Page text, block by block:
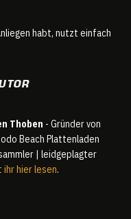
habt, nutzt einfach
Thoben - Gründer von
Beach Plattenladen
| leidgeplagter
ihr hier lesen.